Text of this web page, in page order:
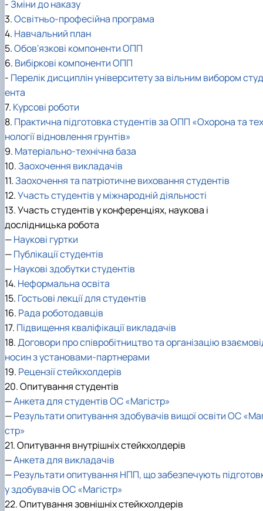
-Зміни до наказу
3.Освітньо-професійна програма
4. Навчальний план
5.Обов'язкові компоненти ОПП
6. Вибіркові компоненти ОПП
- Перелік дисциплін університету за вільним вибором студ
ента
7. Курсові роботи
8. Практична підготовка студентів за ОПП «Охорона та тех
нології відновлення грунтів»
9. Матеріально-технічна база
10.Заохочення викладачів
11.Заохочення та патріотичне виховання студентів
12.Участь студентів у міжнародній діяльності
13. Участь студентів у конференціях, наукова і
дослідницька робота
—Наукові гуртки
—Публікації студентів
—Наукові здобутки студентів
14. Неформальна освіта
15. Гостьові лекції для студентів
16. Рада роботодавців
17. Підвищення кваліфікації викладачів
18.Договори про співробітництво та організацію
носин з установами-партнерами
19. Рецензії стейкхолдерів
20. Опитування студентів
—Анкета для студентів ОС «Магістр»
—Результати опитування здобувачів вищої освіти ОС
стр»
21. Опитування внутрішніх стейкхолдерів
—Анкета для викладачів
—Результати опитування НПП, що забезпечують
у здобувачів ОС «Магістр»
22. Опитування зовнішніх стейкхолдерів